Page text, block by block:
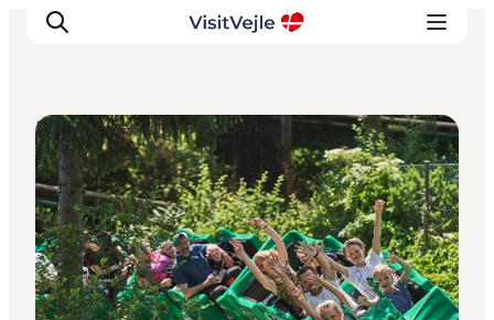
Oplevelser
Det sker
Planlæg dit besøg
Inspiration
Forlystelses- og temaparker